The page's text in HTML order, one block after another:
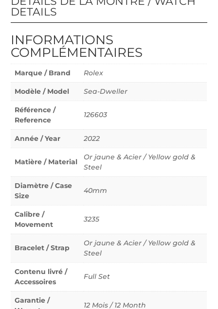
DETAILS
INFORMATIONS
COMPLÉMENTAIRES
Marque / Brand Rolex
Modèle / Model Sea-Dweller
Référence /
Reference
126603
Année / Year 2022
Matière / Material
Or jaune & Acier / Yellow gold &
Steel
Diamètre / Case
Size
40mm
Calibre /
Movement
3235
Bracelet / Strap
Or jaune & Acier / Yellow gold &
Steel
Contenu livré /
Accessoires
Full Set
Garantie /
12 Mois / 12 Month